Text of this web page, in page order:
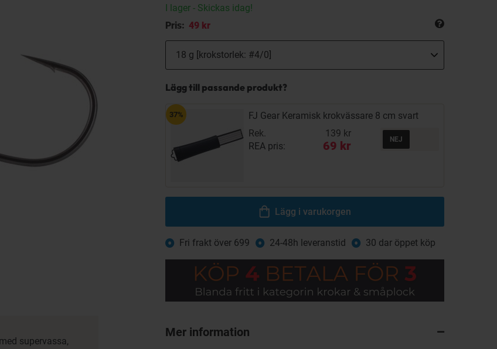
supervassa,
I lager - Skickas idag!
Pris: 49 kr
Lägg till passande produkt?
37%
FJ Gear Keramisk krokvässare 8 cm svart
Rek.
139 kr
REA pris:
69 kr
Lägg i varukorgen
Fri frakt över 699 24-48h leveranstid 30 dar öppet köp
Mer information